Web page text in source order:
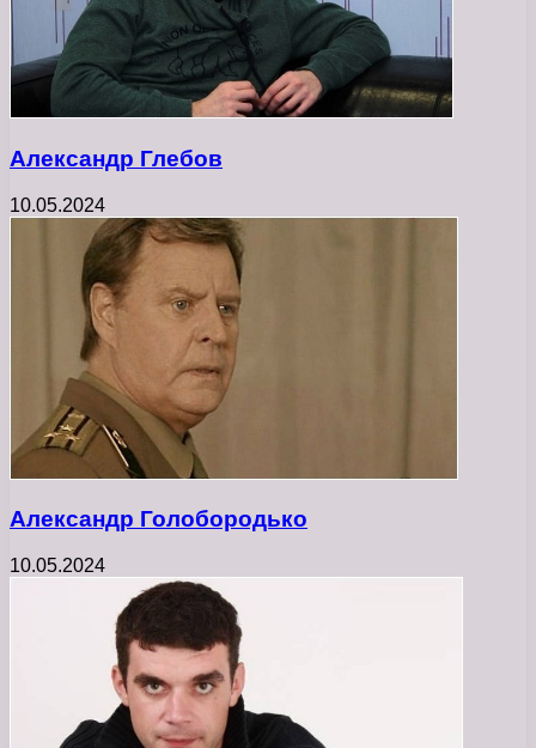
Александр Глебов
10.05.2024
Александр Голобородько
10.05.2024